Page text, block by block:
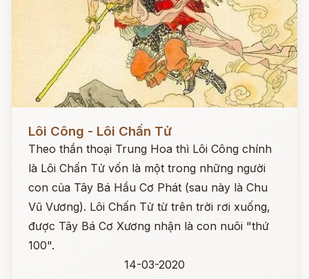
Lôi Công - Lôi Chấn Tử
Theo thần thoại Trung Hoa thì Lôi Công chính
là Lôi Chấn Tử vốn là một trong những người
con của Tây Bá Hầu Cơ Phát (sau này là Chu
Vũ Vương). Lôi Chấn Tử từ trên trời rơi xuống,
được Tây Bá Cơ Xương nhận là con nuôi "thứ
100".
14-03-2020